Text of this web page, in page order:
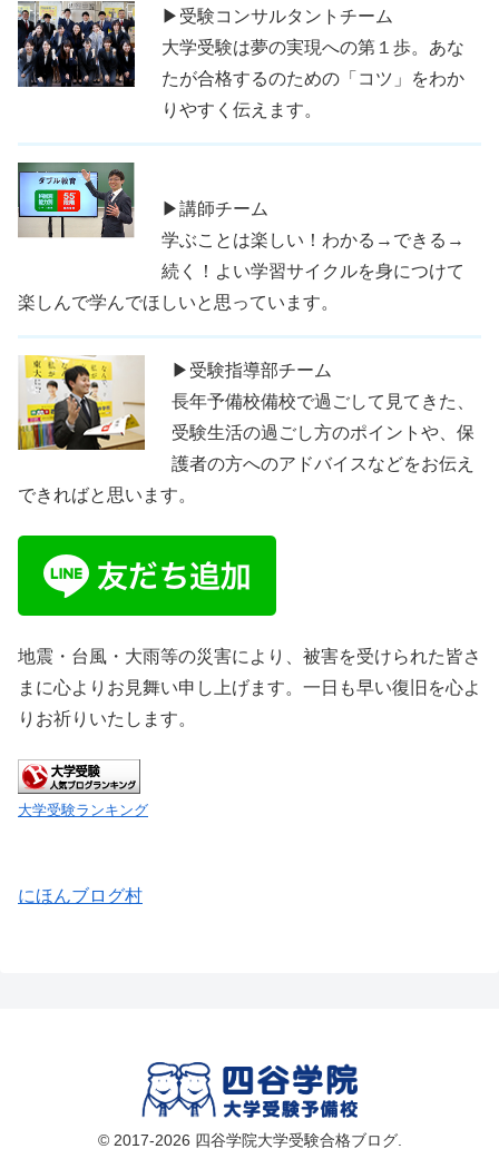
▶受験コンサルタントチーム
大学受験は夢の実現への第１歩。あな
たが合格するのための「コツ」をわか
りやすく伝えます。
▶講師チーム
学ぶことは楽しい！わかる→できる→
続く！よい学習サイクルを身につけて
楽しんで学んでほしいと思っています。
▶受験指導部チーム
長年予備校備校で過ごして見てきた、
受験生活の過ごし方のポイントや、保
護者の方へのアドバイスなどをお伝え
できればと思います。
地震・台風・大雨等の災害により、被害を受けられた皆さ
まに心よりお見舞い申し上げます。一日も早い復旧を心よ
りお祈りいたします。
大学受験ランキング
にほんブログ村
© 2017-2026 四谷学院大学受験合格ブログ.